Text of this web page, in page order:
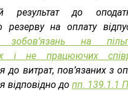
результат до
резерву на оплату
зобов’язань на
і не працюючих
до витрат, пов’язаних з
відповідно до пп. 139.1.1